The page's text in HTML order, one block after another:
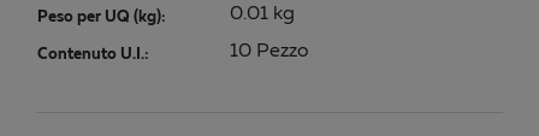
Peso per UQ (kg): 0.01 kg
Contenuto U.I.: 10 Pezzo